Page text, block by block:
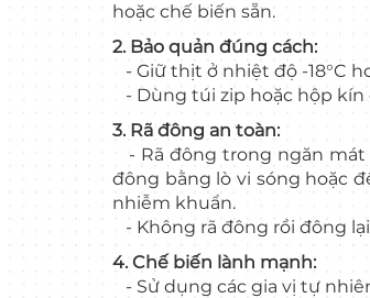
hoặc chế biến sẵn.
2. Bảo quản đúng cách:
- Giữ thịt ở nhiệt độ -18°C
- Dùng túi zip hoặc hộp kín
3. Rã đông an toàn:
- Rã đông trong ngăn mát
đông bằng lò vi sóng hoặc
nhiễm khuẩn.
- Không rã đông rồi đông
4. Chế biến lành mạnh:
- Sử dụng các gia vị tự